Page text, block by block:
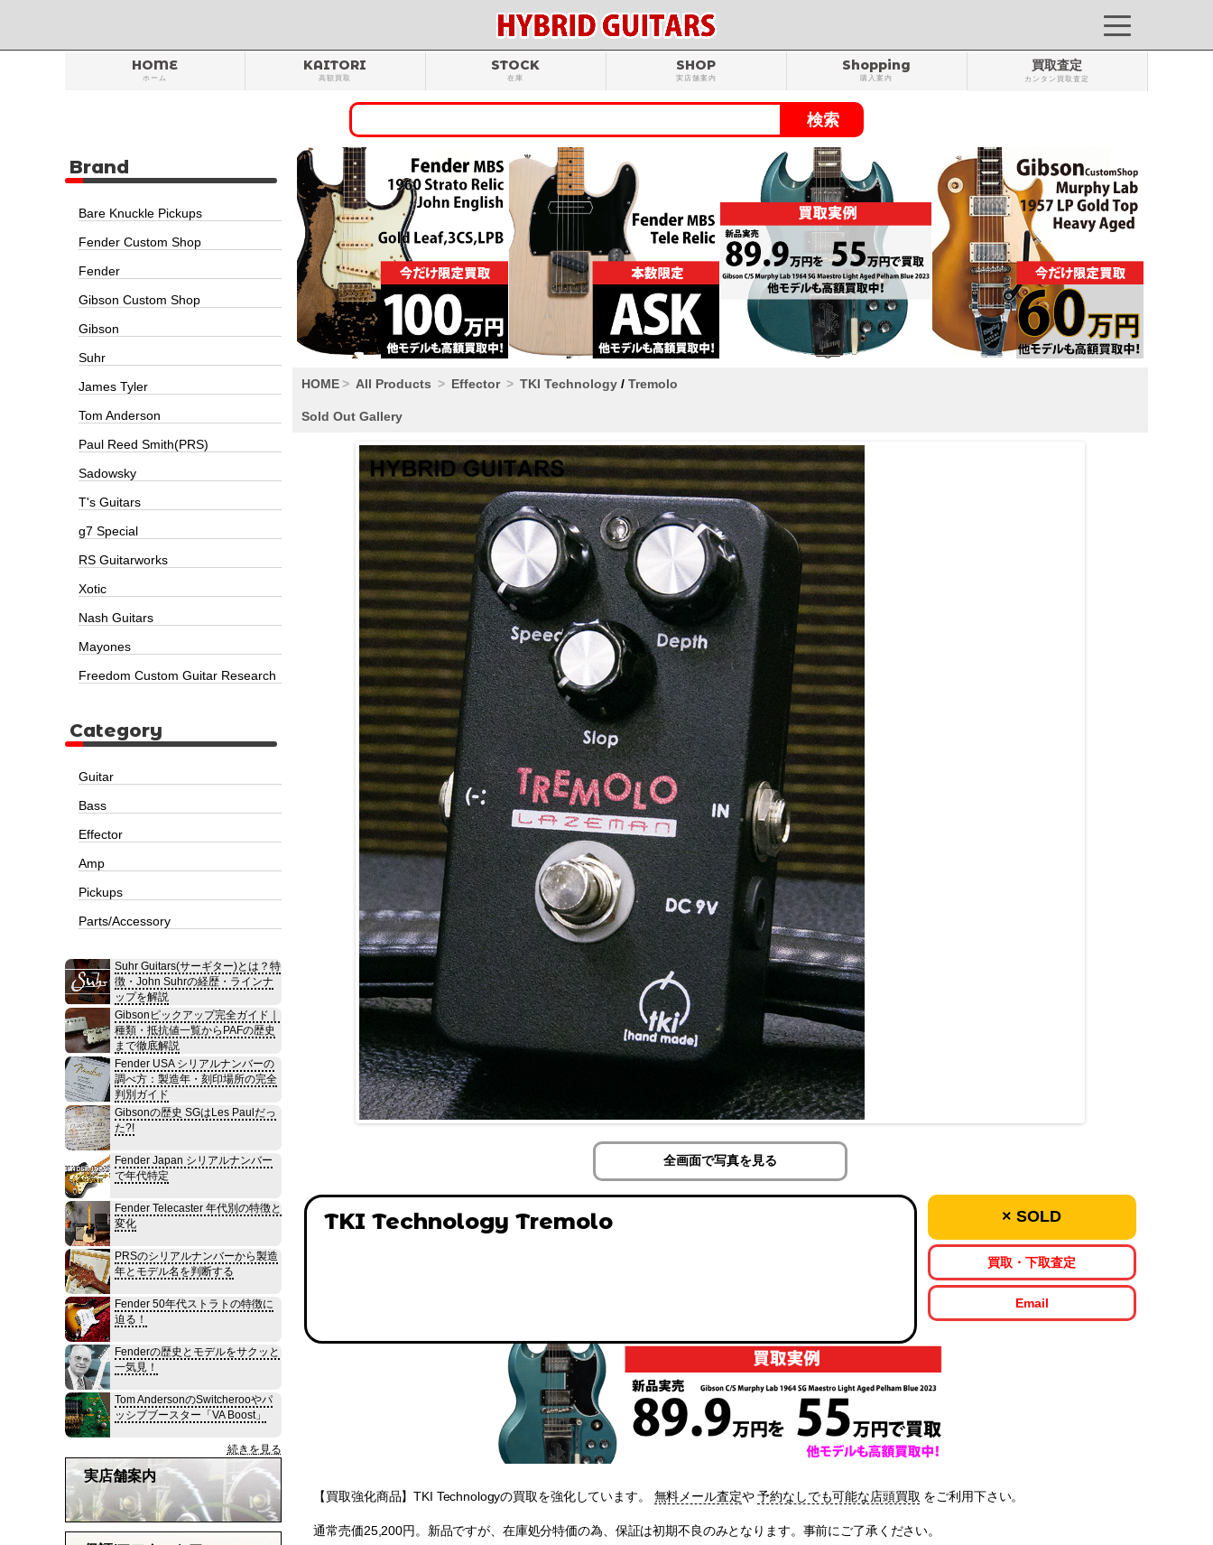
HOME
ホーム
KAITORI
高額買取
STOCK
在庫
SHOP
実店舗案内
Shopping
購入案内
買取査定
カンタン買取査定
HOME All Products Effector TKI Technology / Tremolo
Sold Out Gallery
全画面で写真を見る
TKI Technology Tremolo × SOLD
買取・下取査定
Email
【買取強化商品】TKI Technologyの買取を強化しています。 無料メール査定や予約なしでも可能な店頭買取 をご利用下さい。
通常売価25,200円。新品ですが、在庫処分特価の為、保証は初期不良のみとなります。事前にご了承ください。
Brand
Bare Knuckle Pickups
Fender Custom Shop
Fender
Gibson Custom Shop
Gibson
Suhr
James Tyler
Tom Anderson
Paul Reed Smith(PRS)
Sadowsky
T's Guitars
g7 Special
RS Guitarworks
Xotic
Nash Guitars
Mayones
Freedom Custom Guitar Research
Category
Guitar
Bass
Effector
Amp
Pickups
Parts/Accessory
Suhr Guitars(サーギター)とは？特
徴・John Suhrの経歴・ラインナ
ップを解説
Gibsonピックアップ完全ガイド｜
種類・抵抗値一覧からPAFの歴史
まで徹底解説
Fender USA シリアルナンバーの
調べ方：製造年・刻印場所の完全
判別ガイド
Gibsonの歴史 SGはLes Paulだっ
た?!
Fender Japan シリアルナンバー
で年代特定
Fender Telecaster 年代別の特徴と
変化
PRSのシリアルナンバーから製造
年とモデル名を判断する
Fender 50年代ストラトの特徴に
迫る！
Fenderの歴史とモデルをサクッと
一気見！
Tom AndersonのSwitcherooやパ
ッシブブースター「VA Boost」
続きを見る
実店舗案内